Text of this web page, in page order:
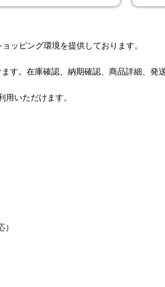
ッピング環境を提供しております。
す。在庫確認、納期確認、商品詳細、発
いただけます。